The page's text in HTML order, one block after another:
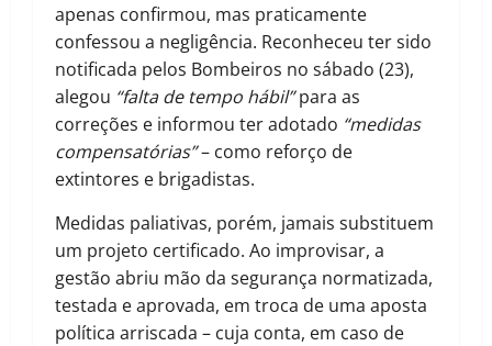
apenas confirmou, mas praticamente
confessou a negligência. Reconheceu ter sido
notificada pelos Bombeiros no sábado (23),
alegou “falta de tempo hábil”para as
correções e informou ter adotado “medidas
compensatórias”– como reforço de
extintores e brigadistas.
Medidas paliativas, porém, jamais substituem
um projeto certificado. Ao improvisar, a
gestão abriu mão da segurança normatizada,
testada e aprovada, em troca de uma aposta
política arriscada – cuja conta, em caso de